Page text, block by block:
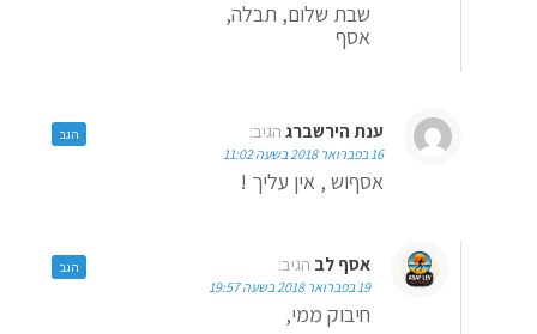
שבת שלום, תבלה,
אסף
ענת הירשברג הגיב:
16 בפברואר 2018 בשעה 11:02
אסףוש , אין עליך !
הגב
אסף לב הגיב:
19 בפברואר 2018 בשעה 19:57
חיבוק ממי,
הגב